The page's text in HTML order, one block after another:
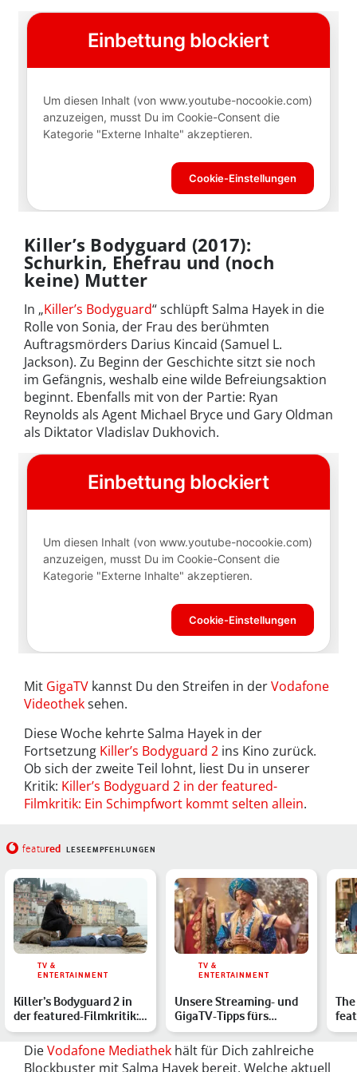
Killer’s Bodyguard (2017):
Schurkin, Ehefrau und (noch
keine) Mutter
In „Killer’s Bodyguard“ schlüpft Salma Hayek in die
Rolle von Sonia, der Frau des berühmten
Auftragsmörders Darius Kincaid (Samuel L.
Jackson). Zu Beginn der Geschichte sitzt sie noch
im Gefängnis, weshalb eine wilde Befreiungsaktion
beginnt. Ebenfalls mit von der Partie: Ryan
Reynolds als Agent Michael Bryce und Gary Oldman
als Diktator Vladislav Dukhovich.
Mit GigaTV kannst Du den Streifen in derVodafone
Videotheksehen.
Diese Woche kehrte Salma Hayek in der
Fortsetzung Killer’s Bodyguard 2 ins Kino zurück.
Ob sich der zweite Teil lohnt, liest Du in unserer
Kritik: Killer’s Bodyguard 2 in der featured-
Filmkritik: Ein Schimpfwort kommt selten allein.
featured LESEEMPFEHLUNGEN
TV &
ENTERTAINMENT
Killer’s Bodyguard 2 in
der featured-Filmkritik:
Ein Schimpfwort …
TV &
ENTERTAINMENT
Unsere Streaming- und
GigaTV-Tipps fürs
Wochenende
DieVodafone Mediathek hält für Dich zahlreiche
Blockbuster mit Salma Hayek bereit. Welche aktuell